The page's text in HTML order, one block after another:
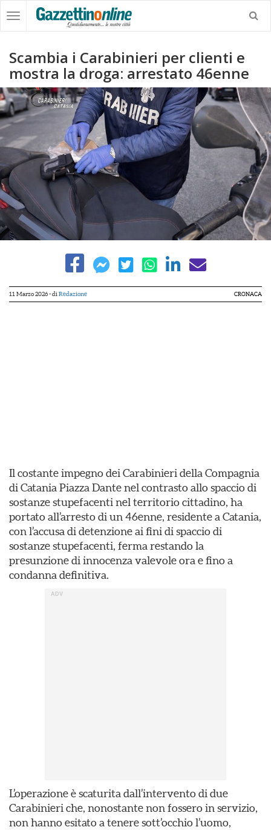
Scambia i Carabinieri per clienti e
mostra la droga: arrestato 46enne
11 Marzo 2026- di Redazione CRONACA
Il costante impegno dei Carabinieri della Compagnia
di Catania Piazza Dante nel contrasto allo spaccio di
sostanze stupefacenti nel territorio cittadino, ha
portato all’arresto di un 46enne, residente a Catania,
con l’accusa di detenzione ai fini di spaccio di
sostanze stupefacenti, ferma restando la
presunzione di innocenza valevole ora e fino a
condanna definitiva.
L’operazione è scaturita dall’intervento di due
Carabinieri che, nonostante non fossero in servizio,
non hanno esitato a tenere sott’occhio l’uomo,